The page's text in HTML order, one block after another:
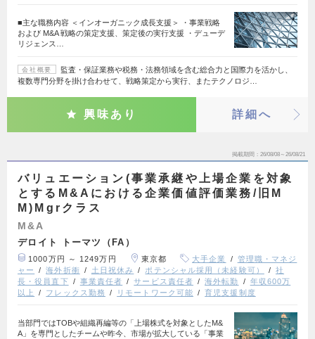
■主な職務内容 ＜インオーガニック成⾧支援＞ ・事業戦略
および M&A 戦略の策定支援、策定後の実行支援 ・デューデ
リジェンス…
会社概要
監査・保証業務や税務・法務領域を含む総合力と国際力を活かし、
複数専門分野を掛け合わせて、戦略策定から実行、またテクノロジ…
興味あり 詳細へ
掲載期間 26/08/08～26/08/21
バリュエーション(事業承継や上場企業を対象
とするM&Aにおける企業価値評価業務/旧M
M)Mgrクラス
M&A
デロイト トーマツ（FA）
1000万円 ～ 1249万円 東京都 大手企業
管理職・マネジ
ャー
海外折衝 土日祝休み ポテンシャル採用（未経験可）
社
長・役員直下
事業責任者 サービス責任者 海外転勤
年収600万
以上
フレックス勤務 リモートワーク可能 育児支援制度
当部門ではTOBや組織再編等の「上場株式を対象としたM&
A」を専門としたチームや昨今、市場が拡大している「事業